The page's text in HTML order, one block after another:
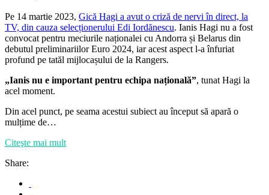
Pe 14 martie 2023, Gică Hagi a avut o criză de nervi în direct, la
TV, din cauza selecționerului Edi Iordănescu. Ianis Hagi nu a fost
convocat pentru meciurile naționalei cu Andorra și Belarus din
debutul preliminariilor Euro 2024, iar acest aspect l-a înfuriat
profund pe tatăl mijlocașului de la Rangers.
„Ianis nu e important pentru echipa națională”, tunat Hagi la
acel moment.
Din acel punct, pe seama acestui subiect au început să apară o
mulțime de…
Citeşte mai mult
Share: